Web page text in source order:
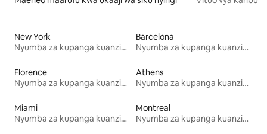
New York
Nyumba za kupanga kuanzia mwezi mmoja
Barcelona
Nyumba za kupanga kuanzia mwezi mmoja
Florence
Nyumba za kupanga kuanzia mwezi mmoja
Athens
Nyumba za kupanga kuanzia mwezi mmoja
Miami
Nyumba za kupanga kuanzia mwezi mmoja
Montreal
Nyumba za kupanga kuanzia mwezi mmoja